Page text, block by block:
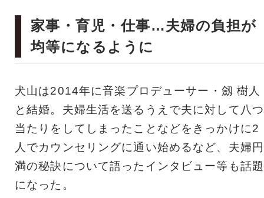
家事・育児・仕事…夫婦の負担が
均等になるように
犬山は2014年に音楽プロデューサー・劔 樹人
と結婚。夫婦生活を送るうえで夫に対して八つ
当たりをしてしまったことなどをきっかけに2
人でカウンセリングに通い始めるなど、夫婦円
満の秘訣について語ったインタビュー等も話題
になった。